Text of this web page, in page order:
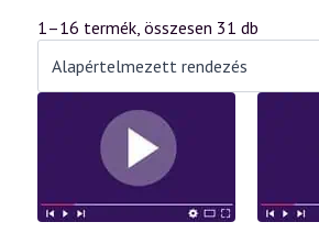
1–16 termék, összesen 31 db